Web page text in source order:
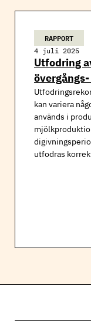
RAPPORT
4 juli 2025
Utfodring
kan variera
används i
utfodras